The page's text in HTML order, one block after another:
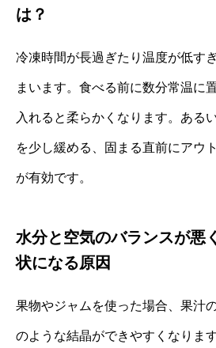
は？
冷凍時間が長過ぎたり温度が低す
まいます。食べる前に数分常温に
入れると柔らかくなります。ある
を少し緩める、固まる直前にアウ
が有効です。
水分と空気のバランスが悪
状になる原因
果物やジャムを使った場合、果汁
のような結晶ができやすくなりま